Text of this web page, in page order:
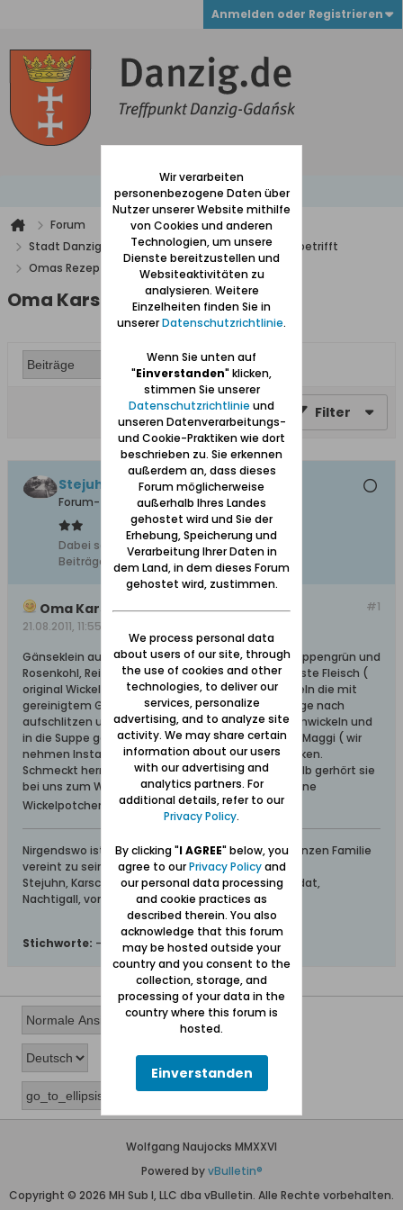
Anmelden oder Registrieren
Forum
Stadt Danzig mit Vororten und alles was Danzig betrifft
Omas Rezepte
Oma Karschen Suppe
Oma Karschen Suppe
Filter
Stejuhn
Forum-Teilnehmer
Dabei seit:
09.08.2011
Beiträge:
1027
#1
Oma Karschen Suppe
21.08.2011, 11:55
Gänseklein auskochen, dauert ca. 3 Std., später Suppengrün und
Rosenkohl, Reis und das kleingeschnittene abgelöste Fleisch (
original Wickelpotchen bestehend aus Gänseflügeln die mit
gereinigtem Gänsedarm (dazu die Därme der Länge nach
aufschlitzen und mit Salz und Wasser reinigen) umwickeln und
in die Suppe geben) dazugeben. Mit Salz und evtl. Maggi ( wir
nehmen Instant von der Hühnerbrühe) abschmecken.
Schmeckt herrlich wenn es draußen kalt ist, deshalb gerhört sie
bei uns zum Weihnachtsessen dazu, allerdings ohne
Wickelpotchen.
Nirgendswo ist es schöner als zu Hause mit der ganzen Familie
vereint zu sein.
Stejuhn, Karschen, Hinzmann, Korthals, Kumke, Rudat,
Nachtigall, von Wissotzki (Wishotzki), Oberdorf
Stichworte: -
Wolfgang Naujocks MMXXVI
Powered byvBulletin®
Copyright © 2026 MH Sub I, LLC dba vBulletin. Alle Rechte vorbehalten.
Wir verarbeiten
personenbezogene Daten über
Nutzer unserer Website mithilfe
von Cookies und anderen
Technologien, um unsere
Dienste bereitzustellen und
Websiteaktivitäten zu
analysieren. Weitere
Einzelheiten finden Sie in
unsererDatenschutzrichtlinie.
Wenn Sie unten auf
"Einverstanden" klicken,
stimmen Sie unserer
Datenschutzrichtlinie und
unseren Datenverarbeitungs-
und Cookie-Praktiken wie dort
beschrieben zu. Sie erkennen
außerdem an, dass dieses
Forum möglicherweise
außerhalb Ihres Landes
gehostet wird und Sie der
Erhebung, Speicherung und
Verarbeitung Ihrer Daten in
dem Land, in dem dieses Forum
gehostet wird, zustimmen.
We process personal data
about users of our site, through
the use of cookies and other
technologies, to deliver our
services, personalize
advertising, and to analyze site
activity. We may share certain
information about our users
with our advertising and
analytics partners. For
additional details, refer to our
Privacy Policy.
By clicking "I AGREE" below, you
agree to ourPrivacy Policyand
our personal data processing
and cookie practices as
described therein. You also
acknowledge that this forum
may be hosted outside your
country and you consent to the
collection, storage, and
processing of your data in the
country where this forum is
hosted.
Einverstanden